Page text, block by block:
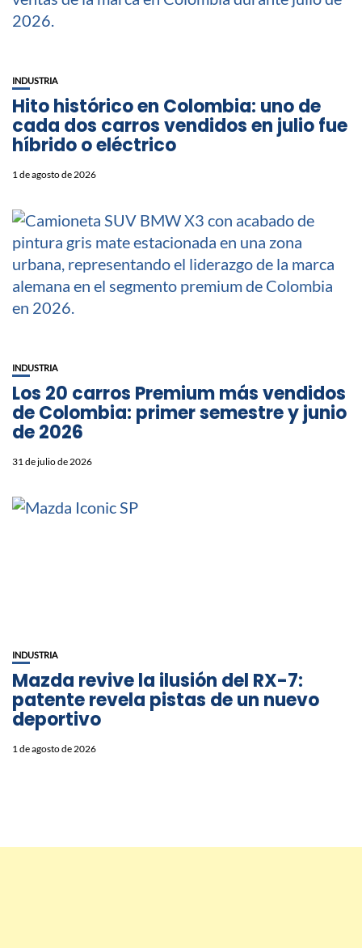
INDUSTRIA
Hito histórico en Colombia: uno de
cada dos carros vendidos en julio fue
híbrido o eléctrico
1 de agosto de 2026
INDUSTRIA
Los 20 carros Premium más vendidos
de Colombia: primer semestre y junio
de 2026
31 de julio de 2026
INDUSTRIA
Mazda revive la ilusión del RX-7:
patente revela pistas de un nuevo
deportivo
1 de agosto de 2026